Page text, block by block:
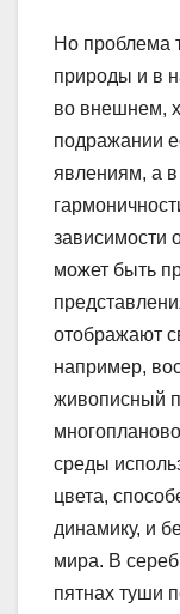
Но проблема
природы и в
во внешнем,
подражании
явлениям, а
зависимости
может быть
отображают
например,
живописный
среды
цвета,
динамику, и
мира. В
пятнах туши